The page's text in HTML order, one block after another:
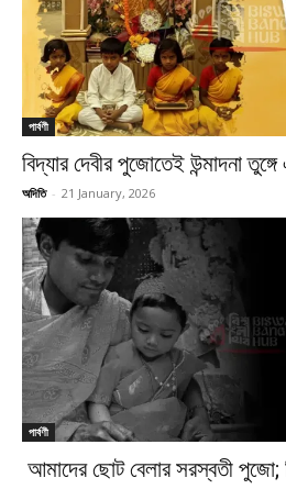
পার্বণী
বিদ্যার দেবীর পুজোতেই উন্মাদনা
অদিতি - 21 January, 2026
পার্বণী
আমাদের ছোট বেলার সরস্বতী পুজো;